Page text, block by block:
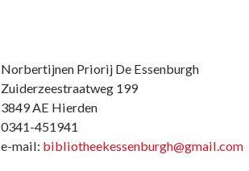
Norbertijnen Priorij De Essenburgh
Zuiderzeestraatweg 199
3849 AE Hierden
0341-451941
e-mail: bibliotheekessenburgh@gmail.com